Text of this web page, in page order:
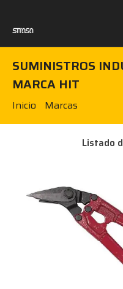
SUMINISTROS
MARCA HIT
Inicio Marcas
Listado